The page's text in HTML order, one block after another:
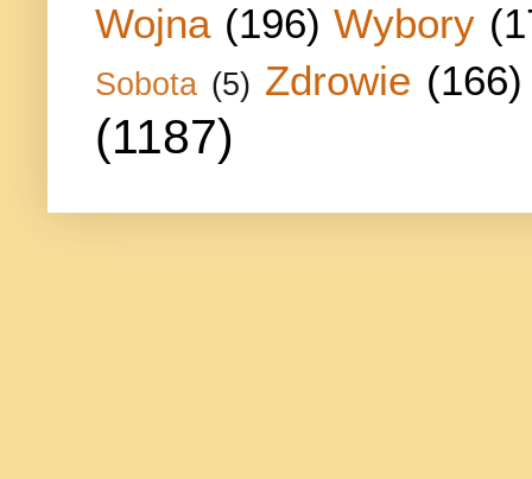
Wojna (196) Wybory
Sobota (5) Zdrowie (166)
(1187)